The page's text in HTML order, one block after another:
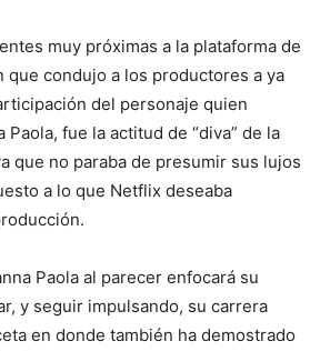
muy próximas a la plataforma de
que condujo a los productores a ya
del personaje quien
Paola, fue la actitud de “diva” de la
que no paraba de presumir sus lujos
a lo que Netflix deseaba
Paola al parecer enfocará su
y seguir impulsando, su carrera
en donde también ha demostrado